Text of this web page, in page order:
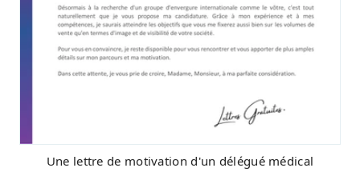
Une lettre de motivation d'un délégué médical